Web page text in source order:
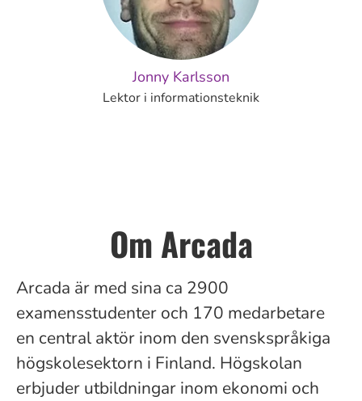
Jonny Karlsson
Lektor i informationsteknik
Om Arcada
Arcada är med sina ca 2900
examensstudenter och 170 medarbetare
en central aktör inom den svenskspråkiga
högskolesektorn i Finland. Högskolan
erbjuder utbildningar inom ekonomi och